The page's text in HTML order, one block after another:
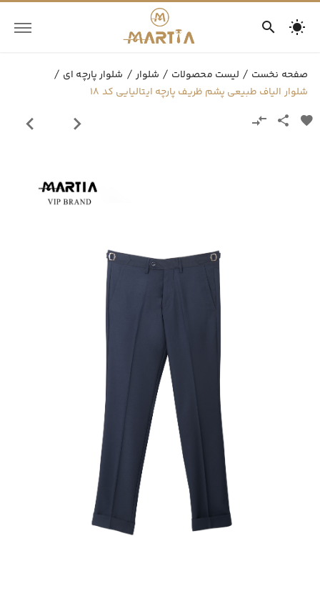
صفحه نخست لیست محصولات شلوار
شلوار پارچه ای
شلوار الیاف طبیعی پشم ظریف پارچه ایتالیایی کد 18